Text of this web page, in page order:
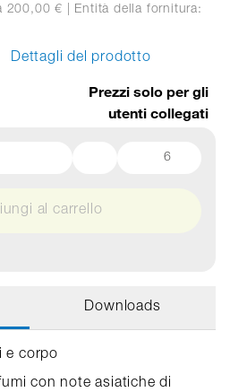
200,00 € | Entità della fornitura:
Dettagli del prodotto
Prezzi solo per gli
utenti collegati
6
al carrello
Downloads
e corpo
con note asiatiche di